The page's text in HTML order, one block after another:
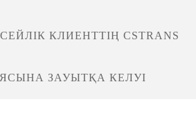
КЛИЕНТТІҢ CSTRANS
ЗАУЫТҚА КЕЛУІ